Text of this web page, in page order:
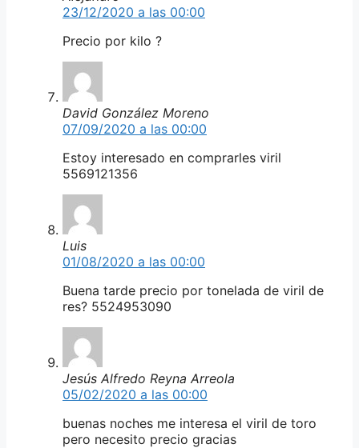
23/12/2020 a las 00:00
Precio por kilo ?
David González Moreno
07/09/2020 a las 00:00
Estoy interesado en comprarles viril
5569121356
Luis
01/08/2020 a las 00:00
Buena tarde precio por tonelada de viril de
res? 5524953090
Jesús Alfredo Reyna Arreola
05/02/2020 a las 00:00
buenas noches me interesa el viril de toro
pero necesito precio gracias